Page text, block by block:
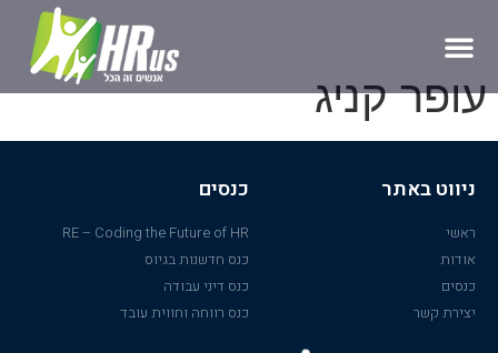
עופר קניג
ניווט באתר
ראשי
אודות
כנסים
יצירת קשר
כנסים
RE – Coding the Future of HR
כנס חדשנות בגיוס
כנס דיני עבודה
כנס רווחה וחווית עובד